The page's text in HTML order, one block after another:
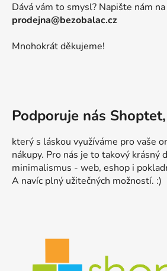
Dává vám to smysl? Napište nám na
prodejna@bezobalac.cz
Mnohokrát děkujeme!
Podporuje nás Shoptet,
který s láskou využíváme pro vaše
nákupy. Pro nás je to takový krásný
minimalismus - web, eshop i
A navíc plný užitečných možností. :)